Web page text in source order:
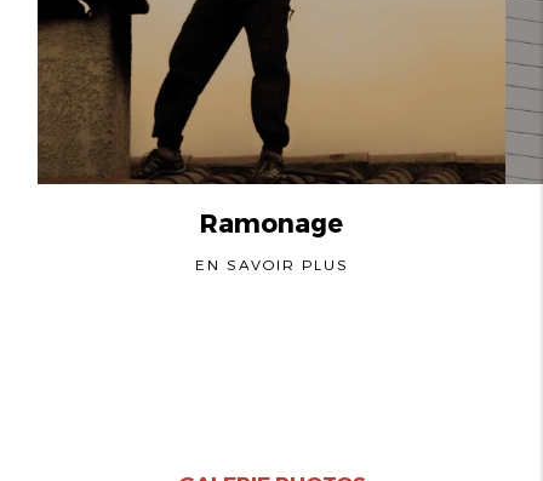
Ramonage
EN SAVOIR PLUS